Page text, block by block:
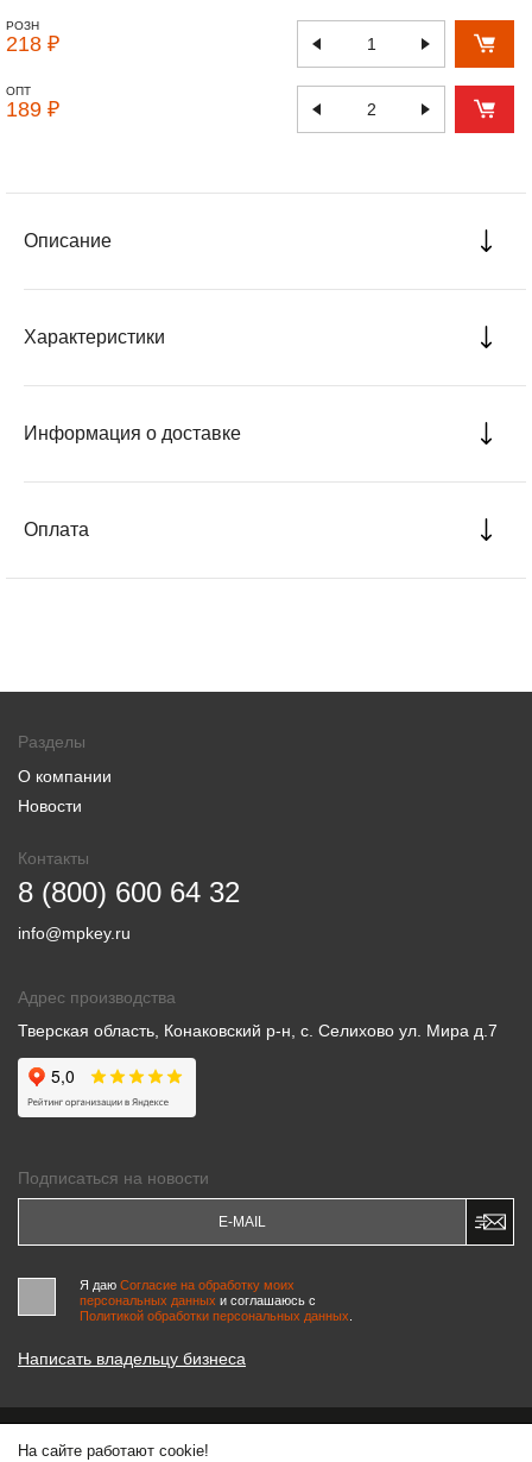
РОЗН
218 ₽
ОПТ
189 ₽
Описание
Характеристики
Информация о доставке
Оплата
Разделы
О компании
Новости
Контакты
8 (800) 600 64 32
info@mpkey.ru
Адрес производства
Тверская область, Конаковский р-н, с. Селихово ул. Мира д.7
Подписаться на новости
Я даю Согласие на обработку моих
персональных данных и соглашаюсь c
Политикой обработки персональных данных
Написать владельцу бизнеса
© 2000-2026 «МАСТЕРСКИЕ ПИНЧУКА»
На сайте работают cookie!